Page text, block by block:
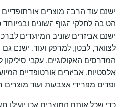
ישנם עוד הרבה מוצרים
הטובה לחלקי הגוף השונים
ישנם אביזרים שונים המיועדים
לצוואר, לבטן, למרפק ועוד. ישנם גם
המדרסים האקולוגיים, עקבי
אלסטיות, אביזרים אורטופדיים
ופדים מפרידי אצבעות ועוד מוצרים
כדי שכל אותם המוצרים אכן יועילו